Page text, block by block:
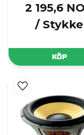
2 195,6
/ Stykke
KÖP